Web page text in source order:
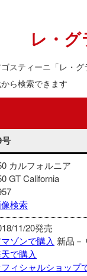
レ・
スティーニ「レ・
ら検索できます
カルフォルニア
GT California
検索
11/20発売
ゾンで購入 新品－
で購入
ィシャルショップ